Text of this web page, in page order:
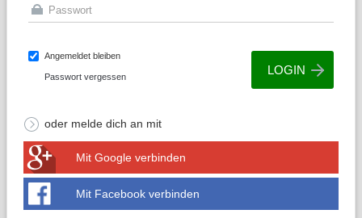
Angemeldet bleiben
Passwort vergessen
oder melde dich an mit
Mit Google verbinden
Mit Facebook verbinden